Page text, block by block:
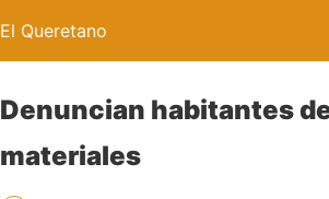
El Queretano
Denuncian habitantes
materiales